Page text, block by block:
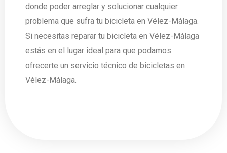
donde poder arreglar y solucionar cualquier
problema que sufra tu bicicleta en Vélez-Málaga.
Si necesitas reparar tu bicicleta en Vélez-Málaga
estás en el lugar ideal para que podamos
ofrecerte un servicio técnico de bicicletas en
Vélez-Málaga.